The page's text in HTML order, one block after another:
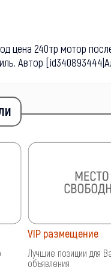
цена 240тр мотор
Автор
VIP размещение
Лучшие позиции для
объявления